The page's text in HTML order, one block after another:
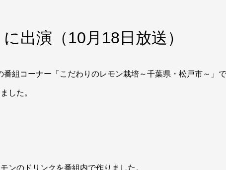
出演（10月18日放送）
組コーナー「こだわりのレモン栽培～千葉県・松戸市～」
した。
ンのドリンクを番組内で作りました。